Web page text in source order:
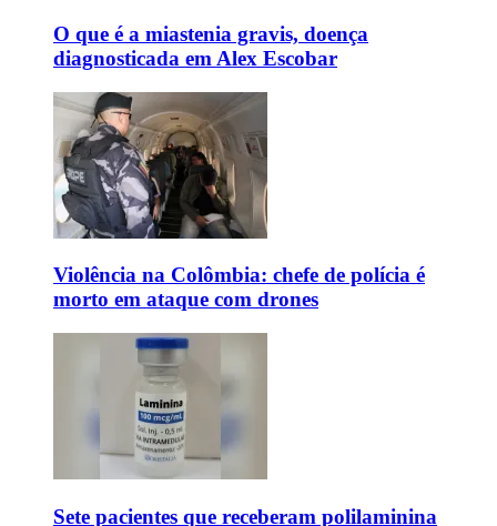
O que é a miastenia gravis, doença
diagnosticada em Alex Escobar
Violência na Colômbia: chefe de polícia é
morto em ataque com drones
Sete pacientes que receberam polilaminina